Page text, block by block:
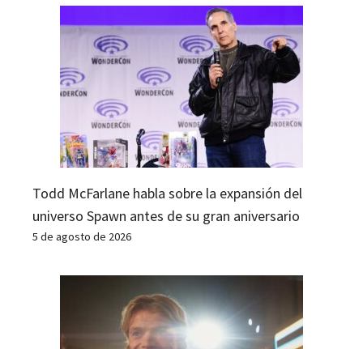
Todd McFarlane habla sobre la expansión del
universo Spawn antes de su gran aniversario
5 de agosto de 2026